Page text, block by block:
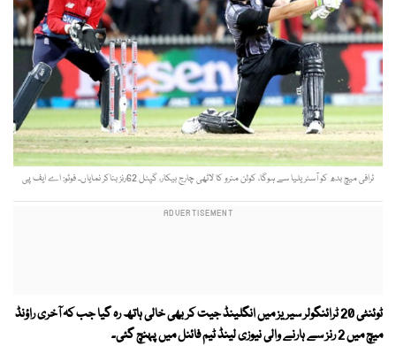
ٹرافی میچ بدھ کو آسٹریلیا سے ہوگا، کولن منرو کا لاٹھی چارج بیکار، گپٹل 62رنز بناکر نمایاں۔ فوٹو: اے ایف پی
ٹوئنٹی 20 ٹرائنگولر سیریز میں انگلینڈ جیت کر بھی خالی ہاتھ رہ گیا جب کہ آخری راؤنڈ
میچ میں 2 رنز سے ہارنے والی نیوزی لینڈ ٹیم فائنل میں پہنچ گئی۔